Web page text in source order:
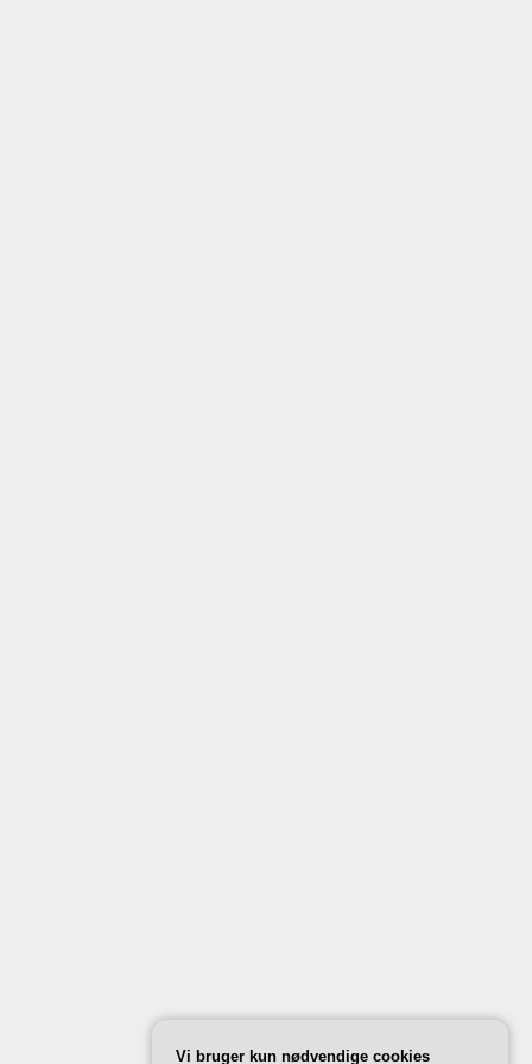
Vi bruger kun nødvendige cookies